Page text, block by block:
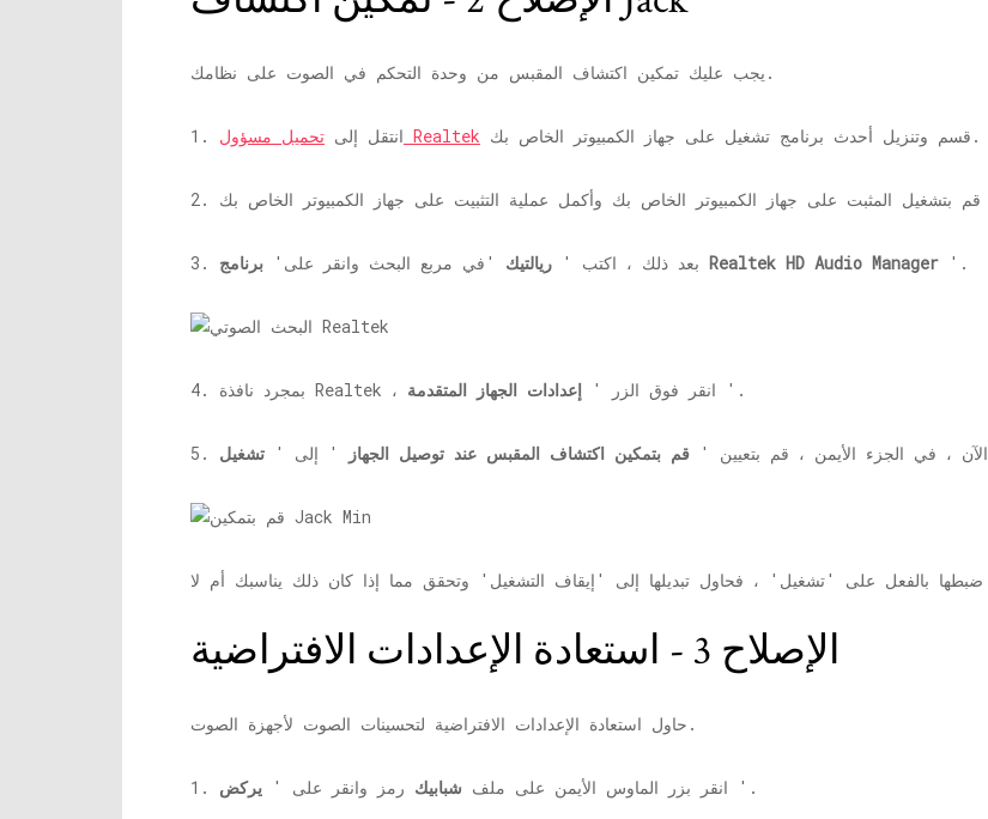
يجب عليك تمكين اكتشاف المقبس من وحدة التحكم في الصوت على نظامك.
1. انتقل إلى تحميل مسؤول Realtek قسم وتنزيل أحدث برنامج تشغيل على جهاز الكمبيوتر الخاص بك.
3. بعد ذلك ، اكتب ' ريالتيك 'في مربع البحث وانقر على' برنامج Realtek HD Audio Manager '.
4. بمجرد نافذة Realtek ، انقر فوق الزر ' إعدادات الجهاز المتقدمة '.
5. الآن ، في الجزء الأيمن ، قم بتعيين ' قم بتمكين اكتشاف المقبس عند توصيل الجهاز ' إلى ' تشغيل
الإصلاح 3 - استعادة الإعدادات الافتراضية
حاول استعادة الإعدادات الافتراضية لتحسينات الصوت لأجهزة الصوت.
1. انقر بزر الماوس الأيمن على ملف شبابيك رمز وانقر على ' يركض '.